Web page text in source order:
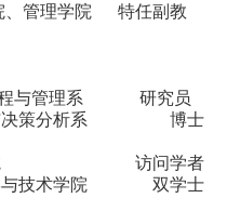
、管理学院 特任副教
程与管理系 研究员
与决策分析系 博士
院 访问学者
与技术学院 双学士